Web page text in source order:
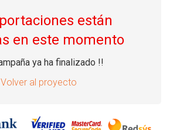
están
en este momento
ya ha finalizado !!
Volver al proyecto